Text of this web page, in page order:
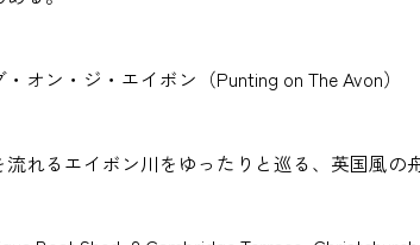
オン・ジ・エイボン（Punting on The Avon）
れるエイボン川をゆったりと巡る、英国風の